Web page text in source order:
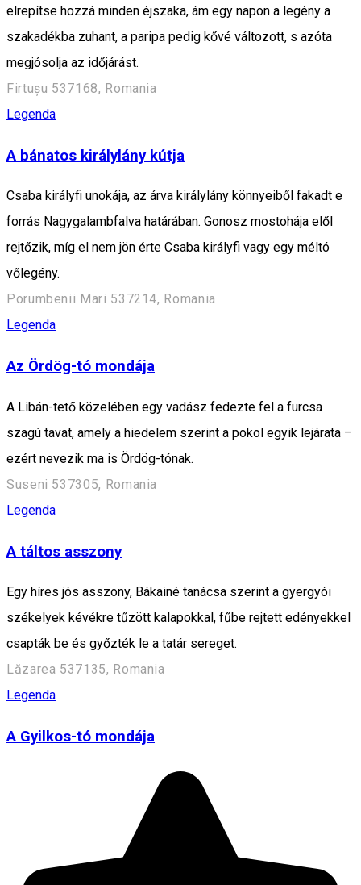
elrepítse hozzá minden éjszaka, ám egy napon a legény a
szakadékba zuhant, a paripa pedig kővé változott, s azóta
megjósolja az időjárást.
Firtușu 537168, Romania
Legenda
A bánatos királylány kútja
Csaba királyfi unokája, az árva királylány könnyeiből fakadt e
forrás Nagygalambfalva határában. Gonosz mostohája elől
rejtőzik, míg el nem jön érte Csaba királyfi vagy egy méltó
vőlegény.
Porumbenii Mari 537214, Romania
Legenda
Az Ördög-tó mondája
A Libán-tető közelében egy vadász fedezte fel a furcsa
szagú tavat, amely a hiedelem szerint a pokol egyik lejárata –
ezért nevezik ma is Ördög-tónak.
Suseni 537305, Romania
Legenda
A táltos asszony
Egy híres jós asszony, Bákainé tanácsa szerint a gyergyói
székelyek kévékre tűzött kalapokkal, fűbe rejtett edényekkel
csapták be és győzték le a tatár sereget.
Lăzarea 537135, Romania
Legenda
A Gyilkos-tó mondája